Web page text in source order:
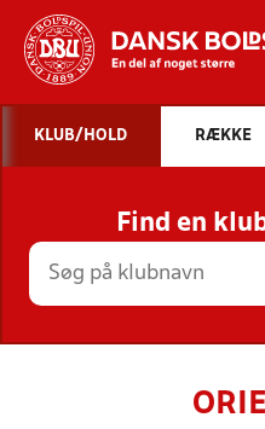
STILLINGER,
KLUB/HOLD RÆKKE
Find en